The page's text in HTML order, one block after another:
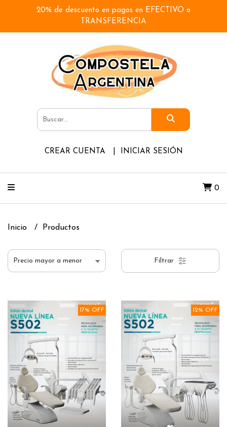
20% de descuento en pagos en EFECTIVO o
TRANSFERENCIA
CREAR CUENTA INICIAR SESIÓN
0
Inicio Productos
Filtrar
17% OFF 12% OFF